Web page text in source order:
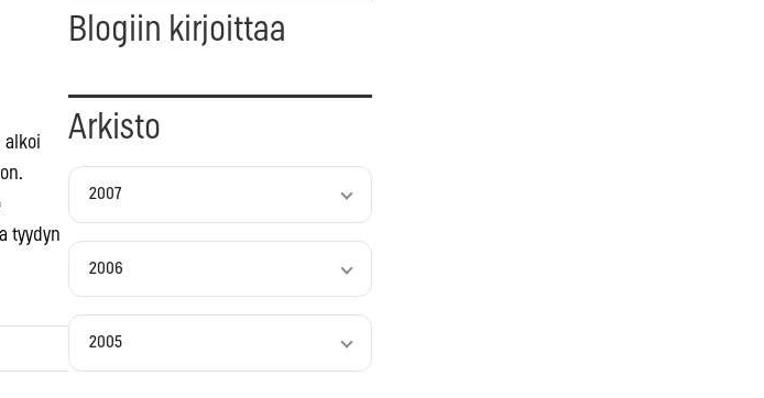
alkoi
tyydyn
Blogiin kirjoittaa
Arkisto
2007
2006
2005